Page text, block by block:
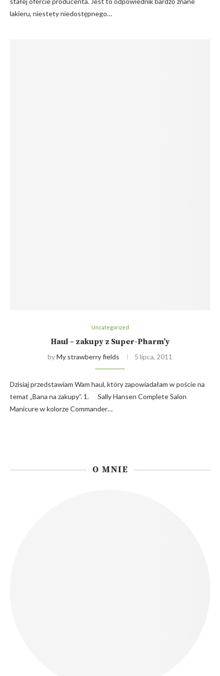
lakieru, niestety niedostępnego…
Uncategorized
Haul – zakupy z Super-Pharm’y
byMy strawberry fields 5 lipca, 2011
Dzisiaj przedstawiam Wam haul, który zapowiadałam w poście na
temat „Bana na zakupy”. 1. Sally Hansen Complete Salon
Manicure w kolorze Commander…
O MNIE